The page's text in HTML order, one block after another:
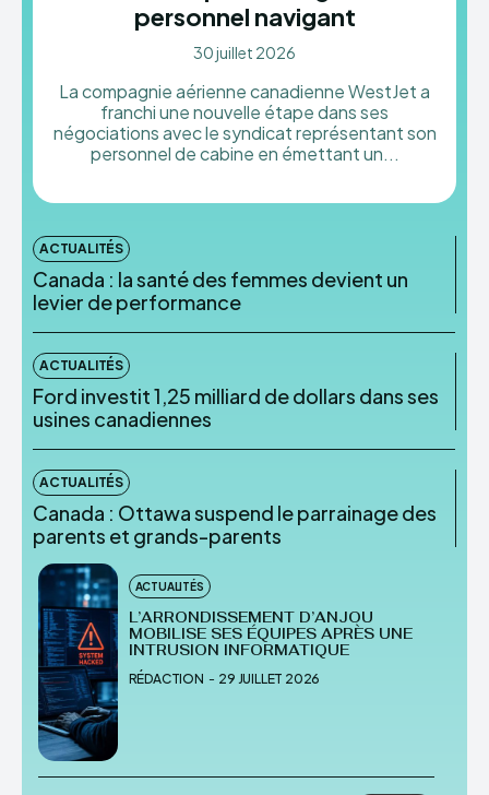
personnel navigant
30 juillet 2026
La compagnie aérienne canadienne WestJet a
franchi une nouvelle étape dans ses
négociations avec le syndicat représentant son
personnel de cabine en émettant un...
ACTUALITÉS
Canada : la santé des femmes devient un
levier de performance
ACTUALITÉS
Ford investit 1,25 milliard de dollars dans ses
usines canadiennes
ACTUALITÉS
Canada : Ottawa suspend le parrainage des
parents et grands-parents
ACTUALITÉS
L’ARRONDISSEMENT D’ANJOU
MOBILISE SES ÉQUIPES APRÈS UNE
INTRUSION INFORMATIQUE
RÉDACTION - 29 JUILLET 2026